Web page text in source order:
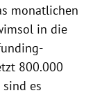
monatlichen
in die
800.000
es